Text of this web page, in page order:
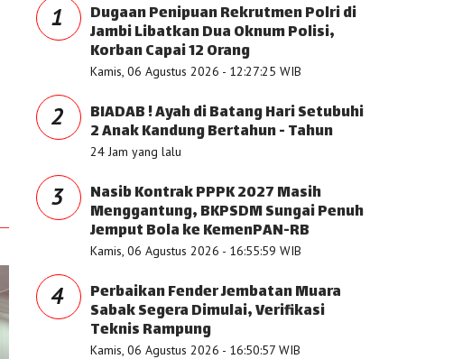
1 Dugaan Penipuan Rekrutmen Polri di
Jambi Libatkan Dua Oknum Polisi,
Korban Capai 12 Orang
Kamis, 06 Agustus 2026 - 12:27:25 WIB
2 BIADAB ! Ayah di Batang Hari Setubuhi
2 Anak Kandung Bertahun - Tahun
24 Jam yang lalu
3 Nasib Kontrak PPPK 2027 Masih
Menggantung, BKPSDM Sungai Penuh
Jemput Bola ke KemenPAN-RB
Kamis, 06 Agustus 2026 - 16:55:59 WIB
4 Perbaikan Fender Jembatan Muara
Sabak Segera Dimulai, Verifikasi
Teknis Rampung
Kamis, 06 Agustus 2026 - 16:50:57 WIB